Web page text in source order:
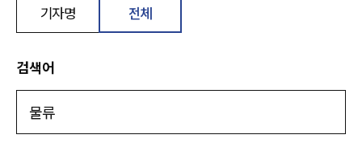
기자명 전체
검색어